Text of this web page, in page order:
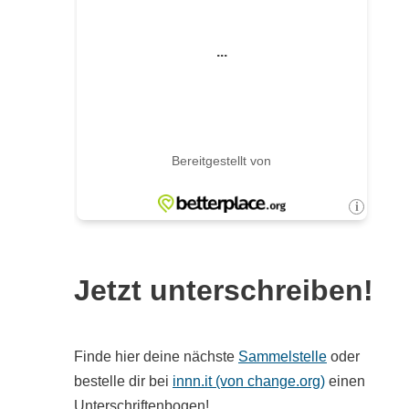
Jetzt unterschreiben!
Finde hier deine nächste Sammelstelle oder
bestelle dir bei innn.it (von change.org) einen